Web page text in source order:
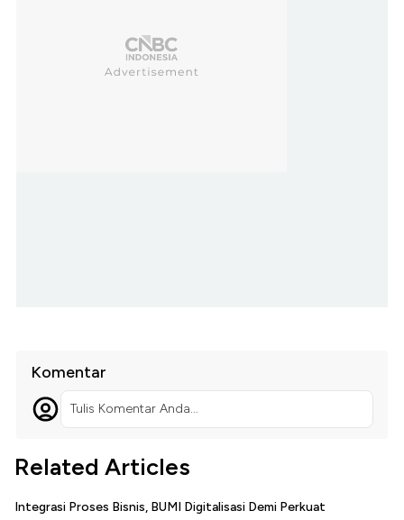
Komentar
Tulis Komentar Anda...
Related Articles
Integrasi Proses Bisnis, BUMI Digitalisasi Demi Perkuat